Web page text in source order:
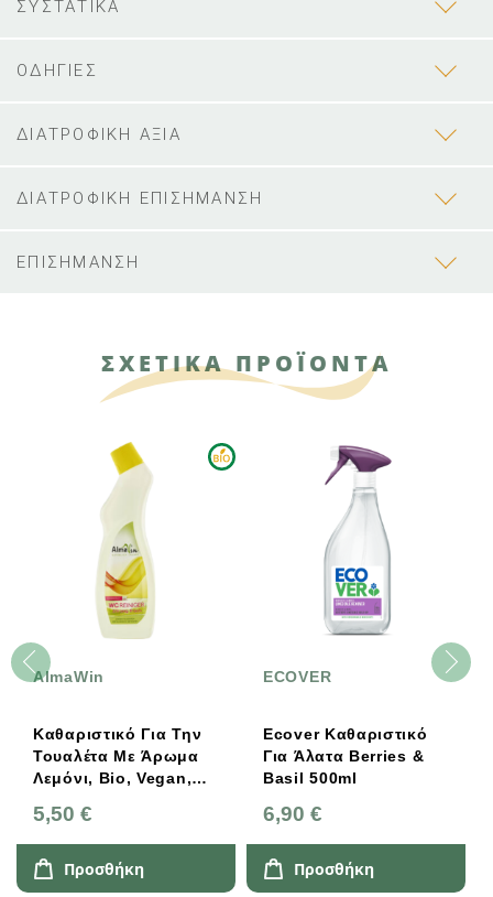
ΣΥΣΤΑΤΙΚΑ
ΟΔΗΓΙΕΣ
ΔΙΑΤΡΟΦΙΚΗ ΑΞΙΑ
ΔΙΑΤΡΟΦΙΚΗ ΕΠΙΣΗΜΑΝΣΗ
ΕΠΙΣΗΜΑΝΣΗ
ΣΧΕΤΙΚΑ ΠΡΟΪΟΝΤΑ
AlmaWin
Καθαριστικό Για Την
Τουαλέτα Με Άρωμα
Λεμόνι, Bio, Vegan,
5,50 €
Προσθήκη
ECOVER
Ecover Καθαριστικό
Για Άλατα Berries &
Basil 500ml
6,90 €
Προσθήκη